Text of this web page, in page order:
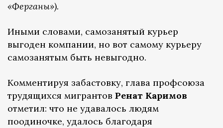
«Ферганы»).
Иными словами, самозанятый курьер
выгоден компании, но вот самому курьеру
самозанятым быть невыгодно.
Комментируя забастовку, глава профсоюза
трудящихся мигрантов Ренат Каримов
отметил: что не удавалось людям
поодиночке, удалось благодаря